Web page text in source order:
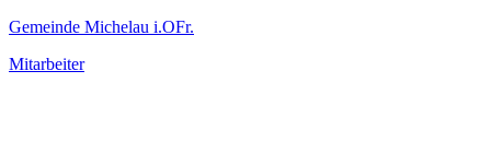
Gemeinde Michelau i.OFr.
Mitarbeiter